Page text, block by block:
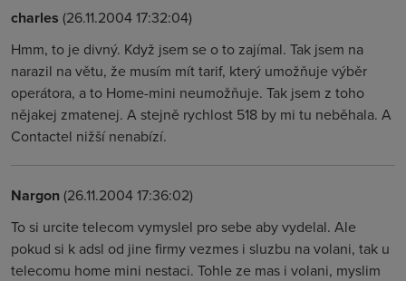
charles (26.11.2004 17:32:04)
Hmm, to je divný. Když jsem se o to zajímal. Tak jsem na
narazil na větu, že musím mít tarif, který umožňuje výběr
operátora, a to Home-mini neumožňuje. Tak jsem z toho
nějakej zmatenej. A stejně rychlost 518 by mi tu neběhala. A
Contactel nižší nenabízí.
Nargon(26.11.2004 17:36:02)
To si urcite telecom vymyslel pro sebe aby vydelal. Ale
pokud si k adsl od jine firmy vezmes i sluzbu na volani, tak u
telecomu home mini nestaci. Tohle ze mas i volani, myslim